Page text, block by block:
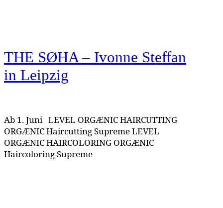
THE SØHA – Ivonne Steffan
in Leipzig
Ab 1. Juni LEVEL ORGÆNIC HAIRCUTTING
ORGÆNIC Haircutting Supreme LEVEL
ORGÆNIC HAIRCOLORING ORGÆNIC
Haircoloring Supreme